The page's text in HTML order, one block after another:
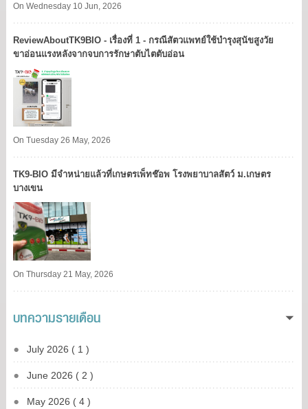
On Wednesday 10 Jun, 2026
ReviewAboutTK9BIO - เรื่องที่ 1 - กรณีสัตวแพทย์ใช้บำรุงสุนัขสูงวัย
ขาอ่อนแรงหลังจากจบการรักษาตับไตตับอ่อน
On Tuesday 26 May, 2026
TK9​-BIO มีจำหน่ายแล้วที่เกษตรเพ็ทช๊อพ โรงพยาบาลสัตว์ ม.เกษตร
บางเขน​
On Thursday 21 May, 2026
บทความรายเดือน
July 2026 ( 1 )
June 2026 ( 2 )
May 2026 ( 4 )